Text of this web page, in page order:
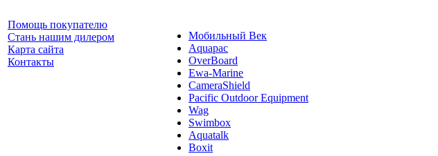
Помощь покупателю
Стань нашим дилером
Карта сайта
Контакты
Мобильный Век
Aquapac
OverBoard
Ewa-Marine
CameraShield
Pacific Outdoor Equipment
Wag
Swimbox
Aquatalk
Boxit